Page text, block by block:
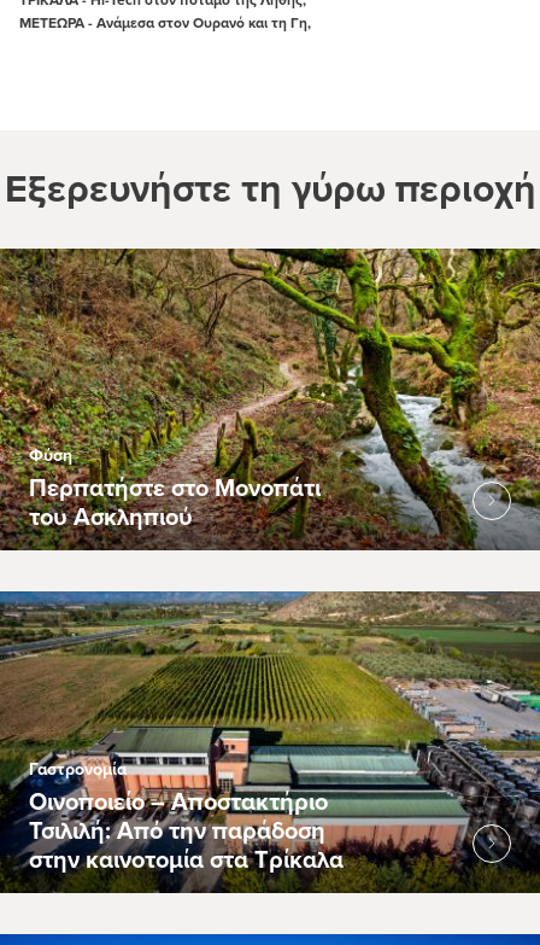
ΜΕΤΕΩΡΑ - Ανάμεσα στον Ουρανό και τη Γη,
Εξερευνήστε τη γύρω περιοχή
Φύση
Περπατήστε στο Μονοπάτι
του Ασκληπιού
Γαστρονομία
Οινοποιείο – Αποστακτήριο
Τσιλιλή: Από την παράδοση
στην καινοτομία στα Τρίκαλα